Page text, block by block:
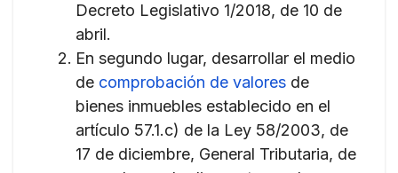
Decreto Legislativo 1/2018, de 10 de
abril.
En segundo lugar, desarrollar el medio
de comprobación de valores de
bienes inmuebles establecido en el
artículo 57.1.c) de la Ley 58/2003, de
17 de diciembre, General Tributaria, de